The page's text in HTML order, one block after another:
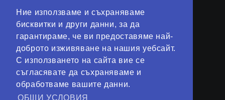
Ние използваме и съхраняваме
бисквитки и други данни, за да
гарантираме, че ви предоставяме най-
доброто изживяване на нашия уебсайт.
С използването на сайта вие се
съгласявате да съхраняваме и
обработваме вашите данни.
ОБЩИ УСЛОВИЯ
КУЛТУРА
ЛАЙФСТАЙЛ
ТЕХНОЛОГИИ
АНАЛИЗИ
СВЯТ